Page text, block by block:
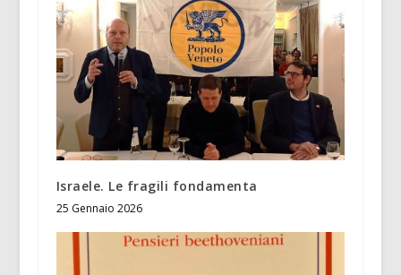
Israele. Le fragili fondamenta
25 Gennaio 2026